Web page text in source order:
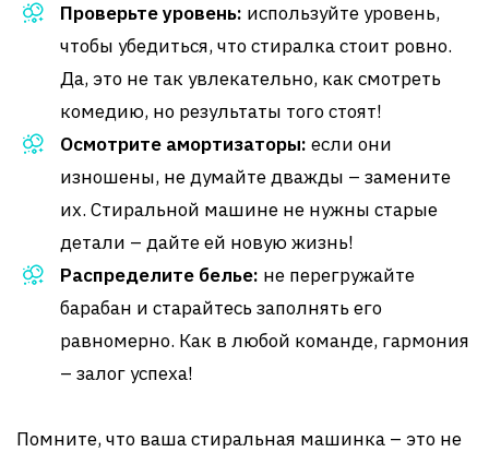
Проверьте уровень: используйте уровень,
чтобы убедиться, что стиралка стоит ровно.
Да, это не так увлекательно, как смотреть
комедию, но результаты того стоят!
Осмотрите амортизаторы: если они
изношены, не думайте дважды – замените
их. Стиральной машине не нужны старые
детали – дайте ей новую жизнь!
Распределите белье: не перегружайте
барабан и старайтесь заполнять его
равномерно. Как в любой команде, гармония
– залог успеха!
Помните, что ваша стиральная машинка – это не